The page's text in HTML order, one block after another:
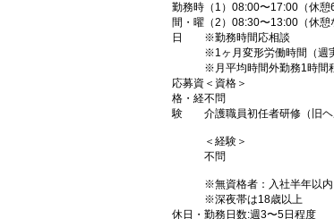
勤務時
間・曜
日
（1）08:00〜17:00（休憩
（2）08:30〜13:00（休憩
※勤務時間応相談
※1ヶ月変形労働時間（週
※月平均時間外勤務1時間
応募資
格・経
験
＜資格＞
不問
介護職員初任者研修（旧
＜経験＞
不問
※無資格者：入社半年以
※深夜帯は18歳以上
休日・ 勤務日数:週3〜5日程度